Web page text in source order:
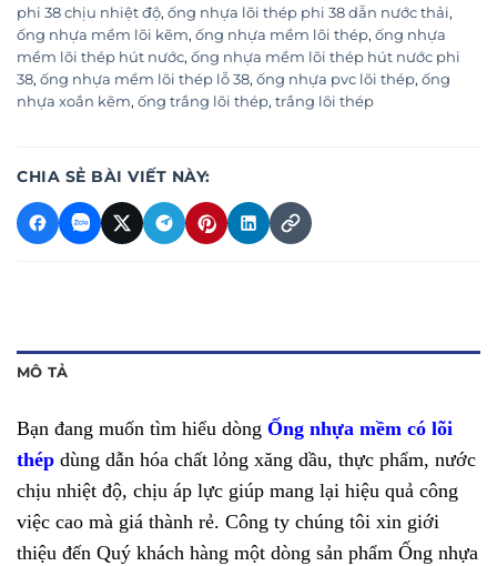
phi 38 chịu nhiệt độ, ống nhựa lõi thép phi 38 dẫn nước thải,
ống nhựa mềm lõi kẽm, ống nhựa mềm lõi thép, ống nhựa
mềm lõi thép hút nước, ống nhựa mềm lõi thép hút nước phi
38, ống nhựa mềm lõi thép lỗ 38, ống nhựa pvc lõi thép, ống
nhựa xoắn kẽm, ống trắng lõi thép, trắng lõi thép
CHIA SẺ BÀI VIẾT NÀY:
MÔ TẢ
Bạn đang muốn tìm hiểu dòng Ống nhựa mềm có lõi
thép dùng dẫn hóa chất lỏng xăng dầu, thực phẩm, nước
chịu nhiệt độ, chịu áp lực giúp mang lại hiệu quả công
việc cao mà giá thành rẻ. Công ty chúng tôi xin giới
thiệu đến Quý khách hàng một dòng sản phẩm Ống nhựa